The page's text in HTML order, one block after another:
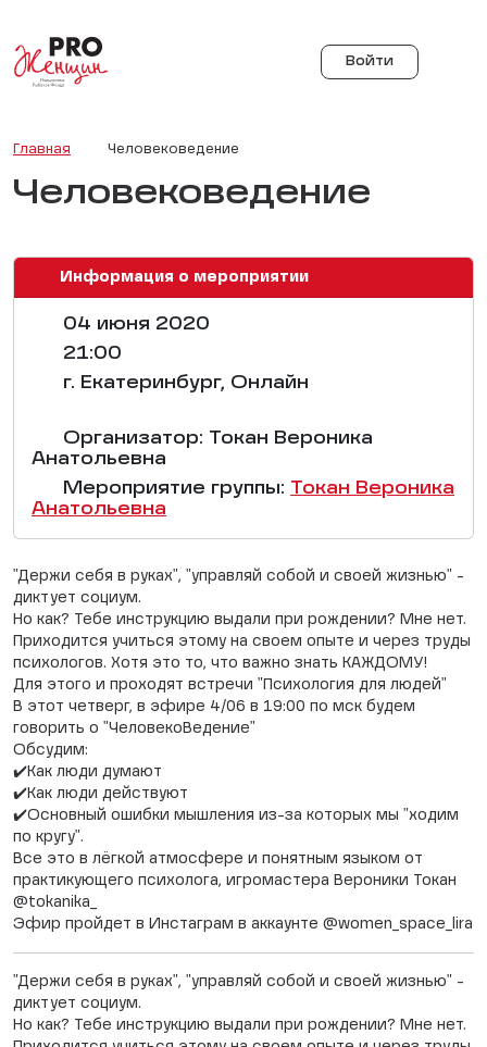
Войти
Главная Человековедение
Человековедение
Информация о мероприятии
04 июня 2020
21:00
г. Екатеринбург, Онлайн
Организатор: Токан Вероника
Анатольевна
Мероприятие группы:
Токан Вероника
Анатольевна
"Держи себя в руках", "управляй собой и своей жизнью" -
диктует социум.
Но как? Тебе инструкцию выдали при рождении? Мне нет.
Приходится учиться этому на своем опыте и через труды
психологов. Хотя это то, что важно знать КАЖДОМУ!
Для этого и проходят встречи "Психология для людей"
В этот четверг, в эфире 4/06 в 19:00 по мск будем
говорить о "ЧеловекоВедение"
Обсудим:
✔️Как люди думают
✔️Как люди действуют
✔️Основный ошибки мышления из-за которых мы "ходим
по кругу".
Все это в лёгкой атмосфере и понятным языком от
практикующего психолога, игромастера Вероники Токан
@tokanika_
Эфир пройдет в Инстаграм в аккаунте @women_space_lira
"Держи себя в руках", "управляй собой и своей жизнью" -
диктует социум.
Но как? Тебе инструкцию выдали при рождении? Мне нет.